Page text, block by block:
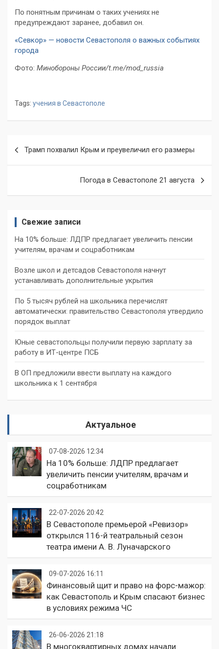
По понятным причинам о таких учениях не
предупреждают заранее, добавил он.
«Севкор» — новости Севастополя о важных событиях
города
Фото: Минобороны России/t.me/mod_russia
Tags: учения в Севастополе
Трамп похвалил Крым и преувеличил его размеры
Погода в Севастополе 21 августа
Свежие записи
На 10% больше: ЛДПР предлагает увеличить пенсии
учителям, врачам и соцработникам
Возле школ и детсадов Севастополя начнут
устанавливать дополнительные укрытия
По 5 тысяч рублей на школьника перечислят
автоматически: правительство Севастополя утвердило
порядок выплат
Юные севастопольцы получили первую зарплату за
работу в ИТ-центре ПСБ
В ОП предложили ввести выплату на каждого
школьника к 1 сентября
Актуальное
07-08-2026 12:34
На 10% больше: ЛДПР предлагает
увеличить пенсии учителям, врачам и
соцработникам
22-07-2026 20:42
В Севастополе премьерой «Ревизор»
открылся 116-й театральный сезон
театра имени А. В. Луначарского
09-07-2026 16:11
Финансовый щит и право на форс-мажор:
как Севастополь и Крым спасают бизнес
в условиях режима ЧС
26-06-2026 21:18
В многоквартирных домах начали